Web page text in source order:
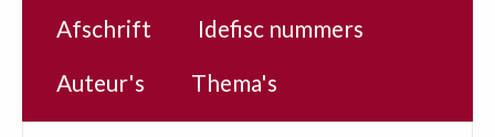
Afschrift
Idefisc nummers
Auteur's
Thema's